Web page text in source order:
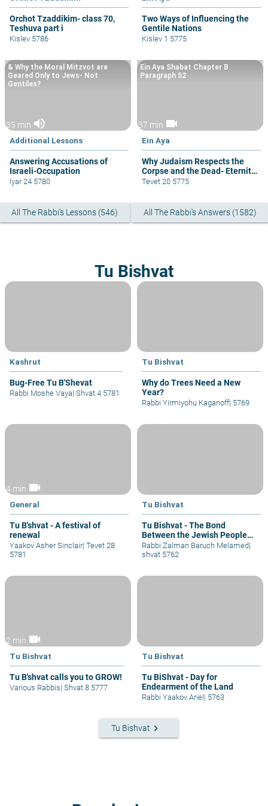
Orchot Tzaddikim- class 70,
Teshuva part i
Kislev 5786
Two Ways of Influencing the
Gentile Nations
Kislev 1 5775
35 min volume_up
Additional Lessons
Answering Accusations of
Israeli-Occupation
& Why the Moral Mitzvot are
Geared Only to Jews- Not
Gentiles?
Iyar 24 5780
37 min videocam
Ein Aya
Why Judaism Respects the
Corpse and the Dead- Eternity,
Not Superstition
Ein Aya Shabat Chapter B
Paragraph 52
Tevet 20 5775
All The Rabbi's Lessons (546) All The Rabbi's Answers (1582)
Tu Bishvat
Kashrut
Bug-Free Tu B'Shevat
Rabbi Moshe Vaya| Shvat 4 5781
Tu Bishvat
Why do Trees Need a New
Year?
Rabbi Yirmiyohu Kaganoff| 5769
4 min videocam
General
Tu B'shvat - A festival of
renewal
Yaakov Asher Sinclair| Tevet 28
5781
Tu Bishvat
Tu Bishvat - The Bond
Between the Jewish People
and Eretz Yisrael
Rabbi Zalman Baruch Melamed|
shvat 5762
2 min videocam
Tu Bishvat
Tu B'shvat calls you to GROW!
Various Rabbis| Shvat 8 5777
Tu Bishvat
Tu BiShvat - Day for
Endearment of the Land
Rabbi Yaakov Ariel | 5763
Tu Bishvat keyboard_arrow_right